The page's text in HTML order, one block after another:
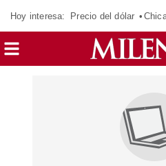
Hoy interesa: Precio del dólar